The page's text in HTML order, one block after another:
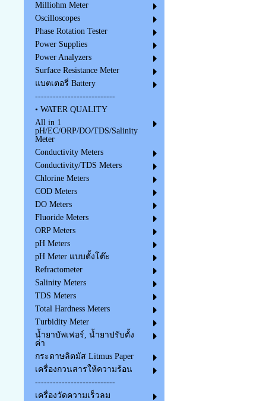
Milliohm Meter
Oscilloscopes
Phase Rotation Tester
Power Supplies
Power Analyzers
Surface Resistance Meter
แบตเตอรี่ Battery
---------------------------
• WATER QUALITY
All in 1
pH/EC/ORP/DO/TDS/Salinity
Meter
Conductivity Meters
Conductivity/TDS Meters
Chlorine Meters
COD Meters
DO Meters
Fluoride Meters
ORP Meters
pH Meters
pH Meter แบบตั้งโต๊ะ
Refractometer
Salinity Meters
TDS Meters
Total Hardness Meters
Turbidity Meter
น้ำยาบัพเฟอร์, น้ำยาปรับตั้ง
ค่า
กระดาษลิตมัส Litmus Paper
เครื่องกวนสารให้ความร้อน
---------------------------
เครื่องวัดความเร็วลม